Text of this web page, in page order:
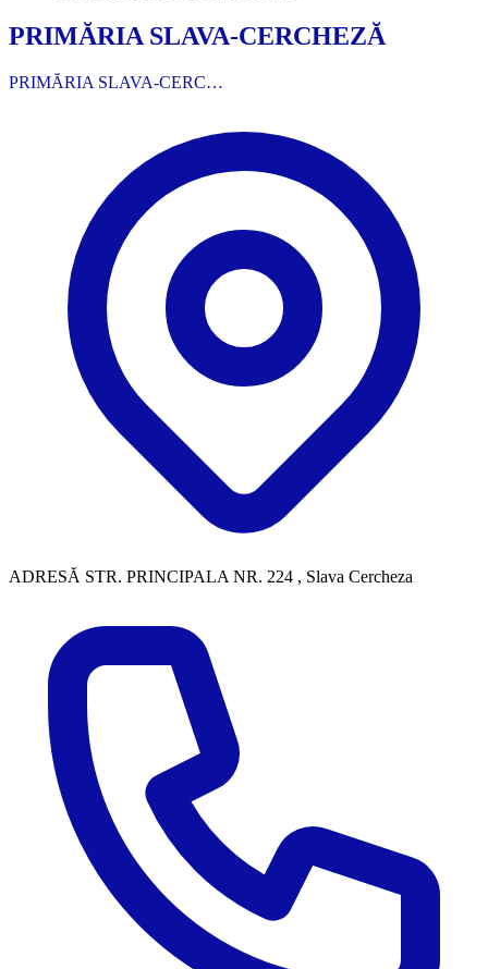
PRIMĂRIA SLAVA-CERCHEZĂ
PRIMĂRIA SLAVA-CERC…
ADRESĂ STR. PRINCIPALA NR. 224 , Slava Cercheza